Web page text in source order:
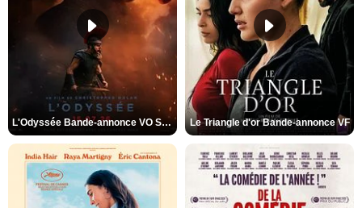
L'Odyssée Bande-annonce VO STFR Le Triangle d'or Bande-annonce VF